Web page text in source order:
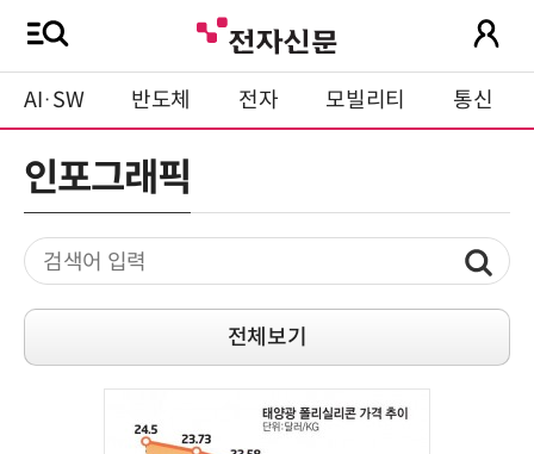
AI·SW 반도체 전자 모빌리티 통신
인포그래픽
전체보기